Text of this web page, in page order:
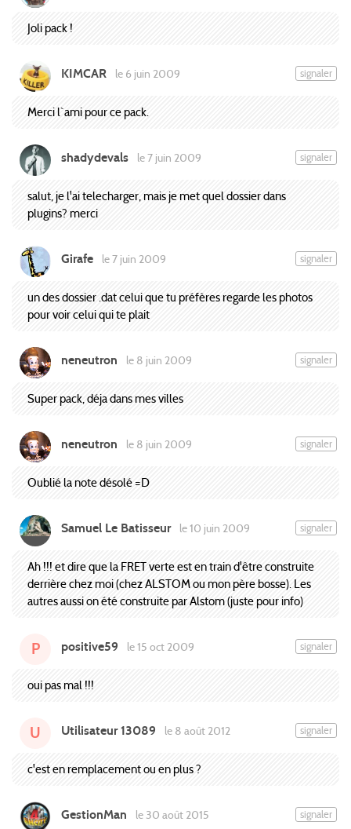
Joli pack !
KIMCAR le 6 juin 2009 signaler
Merci l`ami pour ce pack.
shadydevals le 7 juin 2009 signaler
salut, je l'ai telecharger, mais je met quel dossier dans
plugins? merci
Girafe le 7 juin 2009 signaler
un des dossier .dat celui que tu préfères regarde les photos
pour voir celui qui te plait
neneutron le 8 juin 2009 signaler
Super pack, déja dans mes villes
neneutron le 8 juin 2009 signaler
Oublié la note désolé =D
Samuel Le Batisseur le 10 juin 2009 signaler
Ah !!! et dire que la FRET verte est en train d'être construite
derrière chez moi (chez ALSTOM ou mon père bosse). Les
autres aussi on été construite par Alstom (juste pour info)
P positive59 le 15 oct 2009 signaler
oui pas mal !!!
U Utilisateur 13089 le 8 août 2012 signaler
c'est en remplacement ou en plus ?
GestionMan le 30 août 2015 signaler